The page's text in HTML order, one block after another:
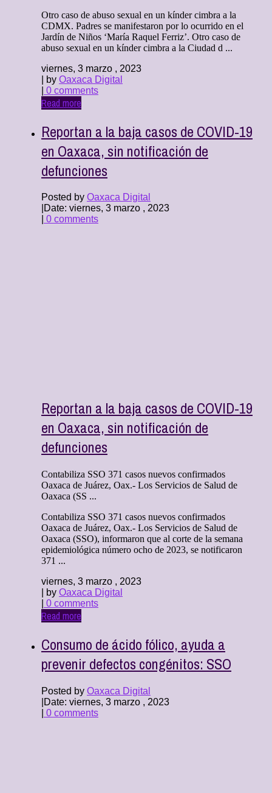
Otro caso de abuso sexual en un kínder cimbra a la
CDMX. Padres se manifestaron por lo ocurrido en el
Jardín de Niños ‘María Raquel Ferriz’. Otro caso de
abuso sexual en un kínder cimbra a la Ciudad d ...
viernes, 3 marzo , 2023
| by Oaxaca Digital
0 comments
Read more
Reportan a la baja casos de COVID-19
en Oaxaca, sin notificación de
defunciones
Posted by Oaxaca Digital
Date: viernes, 3 marzo , 2023
0 comments
Reportan a la baja casos de COVID-19
en Oaxaca, sin notificación de
defunciones
Contabiliza SSO 371 casos nuevos confirmados
Oaxaca de Juárez, Oax.- Los Servicios de Salud de
Oaxaca (SS ...
Contabiliza SSO 371 casos nuevos confirmados
Oaxaca de Juárez, Oax.- Los Servicios de Salud de
Oaxaca (SSO), informaron que al corte de la semana
epidemiológica número ocho de 2023, se notificaron
371 ...
viernes, 3 marzo , 2023
| by Oaxaca Digital
0 comments
Read more
Consumo de ácido fólico, ayuda a
prevenir defectos congénitos: SSO
Posted by Oaxaca Digital
Date: viernes, 3 marzo , 2023
0 comments